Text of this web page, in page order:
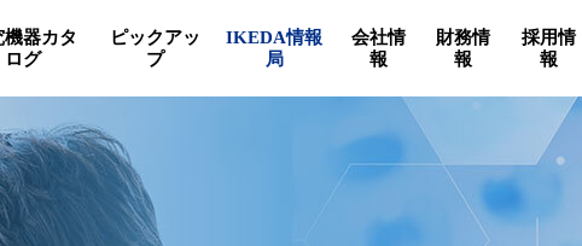
機器カタ
ログ
ピックアッ
プ
IKEDA情報
局
会社情
報
財務情
報
採用情
報